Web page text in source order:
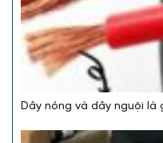
Dây nóng và dây nguội